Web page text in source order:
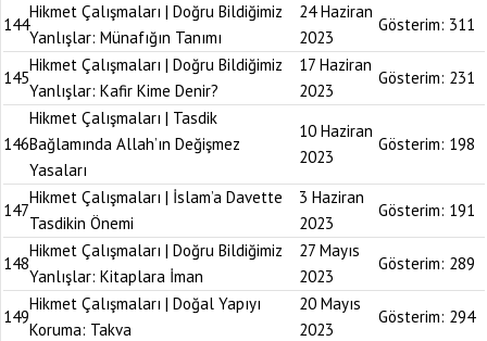
144
Hikmet Çalışmaları | Doğru Bildiğimiz
Yanlışlar: Münafığın Tanımı
24 Haziran
2023
Gösterim: 311
145
Hikmet Çalışmaları | Doğru Bildiğimiz
Yanlışlar: Kafir Kime Denir?
17 Haziran
2023
Gösterim: 231
146
Hikmet Çalışmaları | Tasdik
Bağlamında Allah’ın Değişmez
Yasaları
10 Haziran
2023
Gösterim: 198
147
Hikmet Çalışmaları | İslam’a Davette
Tasdikin Önemi
3 Haziran
2023
Gösterim: 191
148
Hikmet Çalışmaları | Doğru Bildiğimiz
Yanlışlar: Kitaplara İman
27 Mayıs
2023
Gösterim: 289
149
Hikmet Çalışmaları | Doğal Yapıyı
Koruma: Takva
20 Mayıs
2023
Gösterim: 294